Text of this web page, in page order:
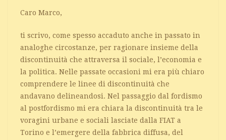
Caro Marco,
ti scrivo, come spesso accaduto anche in passato in
analoghe circostanze, per ragionare insieme della
discontinuità che attraversa il sociale, l’economia e
la politica. Nelle passate occasioni mi era più chiaro
comprendere le linee di discontinuità che
andavano delineandosi. Nel passaggio dal fordismo
al postfordismo mi era chiara la discontinuità tra le
voragini urbane e sociali lasciate dalla FIAT a
Torino e l’emergere della fabbrica diffusa, del